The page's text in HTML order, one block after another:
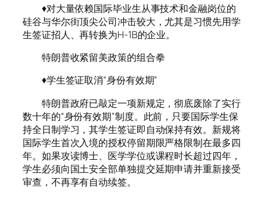
♦对大量依赖国际毕业生从事技术和金融岗位的
硅谷与华尔街顶尖公司冲击较大，尤其是习惯先用学
生签证招人、再转换为H‑1B的企业。
特朗普收紧留美政策的组合拳
♦学生签证取消“身份有效期”
特朗普政府已敲定一项新规定，彻底废除了实行
数十年的“身份有效期”制度。此前，只要国际学生保
持全日制学习，其学生签证即自动保持有效。新规将
国际学生首次入境的授权停留期限严格限制在最多四
年。如果攻读博士、医学学位或课程时长超过四年，
学生必须向国土安全部单独提交延期申请并重新接受
审查，不再享有自动续签。